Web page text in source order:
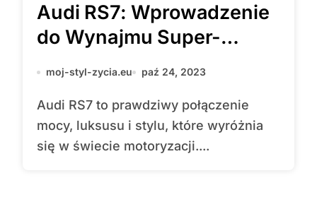
Audi RS7: Wprowadzenie
do Wynajmu Super-
Sportowego Samochodu
moj-styl-zycia.eu paź 24, 2023
Audi RS7 to prawdziwy połączenie
mocy, luksusu i stylu, które wyróżnia
się w świecie motoryzacji....